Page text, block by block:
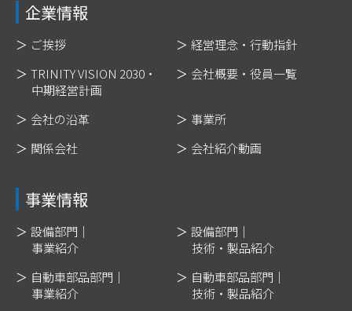
企業情報
ご挨拶
経営理念・行動指針
TRINITY VISION 2030・
中期経営計画
会社概要・役員一覧
会社の沿革
事業所
関係会社
会社紹介動画
事業情報
設備部門｜
事業紹介
設備部門｜
技術・製品紹介
自動車部品部門｜
事業紹介
自動車部品部門｜
技術・製品紹介